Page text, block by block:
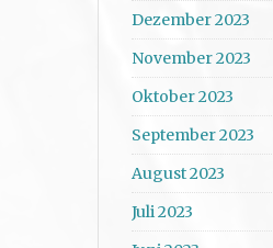
Dezember 2023
November 2023
Oktober 2023
September 2023
August 2023
Juli 2023